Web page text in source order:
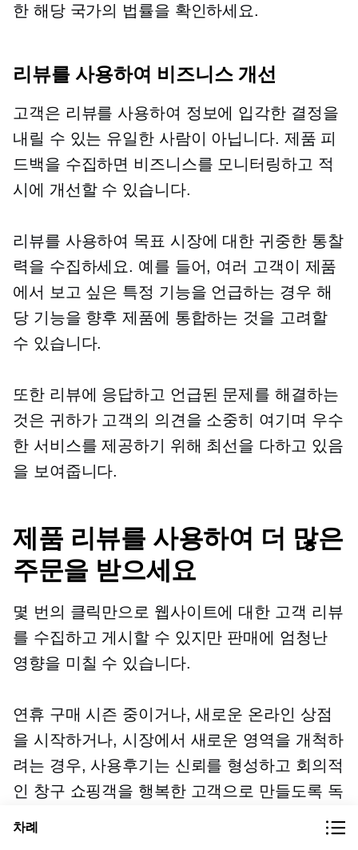
한 해당 국가의 법률을 확인하세요.
리뷰를 사용하여 비즈니스 개선
고객은 리뷰를 사용하여 정보에 입각한 결정을
내릴 수 있는 유일한 사람이 아닙니다. 제품 피
드백을 수집하면 비즈니스를 모니터링하고 적
시에 개선할 수 있습니다.
리뷰를 사용하여 목표 시장에 대한 귀중한 통찰
력을 수집하세요. 예를 들어, 여러 고객이 제품
에서 보고 싶은 특정 기능을 언급하는 경우 해
당 기능을 향후 제품에 통합하는 것을 고려할
수 있습니다.
또한 리뷰에 응답하고 언급된 문제를 해결하는
것은 귀하가 고객의 의견을 소중히 여기며 우수
한 서비스를 제공하기 위해 최선을 다하고 있음
을 보여줍니다.
제품 리뷰를 사용하여 더 많은
주문을 받으세요
몇 번의 클릭만으로 웹사이트에 대한 고객 리뷰
를 수집하고 게시할 수 있지만 판매에 엄청난
영향을 미칠 수 있습니다.
연휴 구매 시즌 중이거나, 새로운 온라인 상점
을 시작하거나, 시장에서 새로운 영역을 개척하
려는 경우, 사용후기는 신뢰를 형성하고 회의적
인 창구 쇼핑객을 행복한 고객으로 만들도록 독
차례